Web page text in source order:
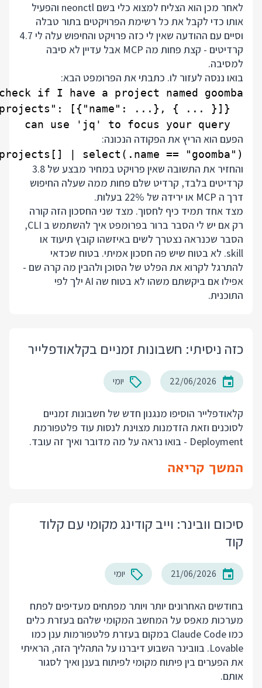
לאחר מכן הוא הצליח למצוא כלי בשם neonctl והפעיל
אותו כדי לקבל את כל רשימת הפרויקטים בתור טבלה
וסיים עם ההודעה שאין לי כזה פרויקט והחיפוש עלה לי 4.7
קרדיטים - קצת פחות מה MCP אבל עדיין לא סיבה
למסיבה.
בואו ננסה לעזור לו. כתבתי את הפרומפט הבא:
הפעם הוא הריץ את הפקודה הנכונה:
| select(.name == "goomba")'
והחזיר את התשובה שאין פרויקט במחיר מבצע של 3.8
קרדיטים בלבד, קרדיט שלם פחות ממה שעלה החיפוש
דרך ה MCP או ירידה של 22% בעלות.
מצד אחד תמיד כיף לחסוך. מצד שני החסכון הזה קורה
רק אם יש לי הסבר ברור בפרומפט איך להשתמש ב CLI,
הסבר שכנראה נצטרך לשים באיזשהו קובץ תיעוד או
skill. לא בטוח שיש פה חסכון אמיתי. בטוח שכדאי
להתרגל לקרוא את הפלט של הסוכן ולהבין מה קרה שם -
אפילו אם ביקשתם משהו לא בטוח שה AI ילך לפי
התוכנית.
כזה ניסיתי: חשבונות זמניים בקלאודפלייר
22/06/2026 יומי
קלאודפלייר הוסיפו מנגנון חדש של חשבונות זמניים
לסוכנים וזאת הזדמנות מצוינת לנסות עוד פלטפורמת
Deployment - בואו נראה על מה מדובר ואיך זה עובד.
המשך קריאה
סיכום וובינר: וייב קודינג מקומי עם קלוד
קוד
21/06/2026 יומי
בחודשים האחרונים יותר ויותר מפתחים מעדיפים לפתח
מערכות מאפס על המחשב המקומי שלהם בעזרת כלים
כמו Claude Code במקום בעזרת פלטפורמות ענן כמו
Lovable. בוובינר השבוע דיברנו על התהליך הזה, הראיתי
את הפערים בין פיתוח מקומי לפיתוח בענן ואיך לסגור
אותם.